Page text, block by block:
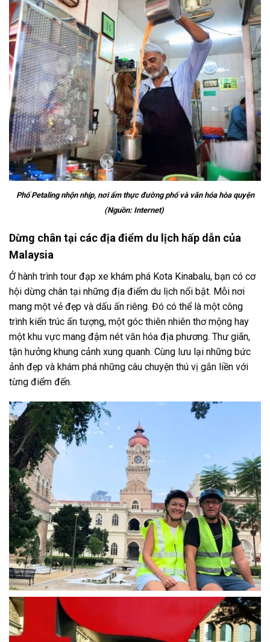
Phố Petaling nhộn nhịp, nơi ẩm thực đường phố và văn hóa hòa quyện
(Nguồn: Internet)
Dừng chân tại các địa điểm du lịch hấp dẫn của
Malaysia
Ở hành trình tour đạp xe khám phá Kota Kinabalu, bạn có cơ
hội dừng chân tại những địa điểm du lịch nổi bật. Mỗi nơi
mang một vẻ đẹp và dấu ấn riêng. Đó có thể là một công
trình kiến trúc ấn tượng, một góc thiên nhiên thơ mộng hay
một khu vực mang đậm nét văn hóa địa phương. Thư giãn,
tận hưởng khung cảnh xung quanh. Cùng lưu lại những bức
ảnh đẹp và khám phá những câu chuyện thú vị gắn liền với
từng điểm đến.